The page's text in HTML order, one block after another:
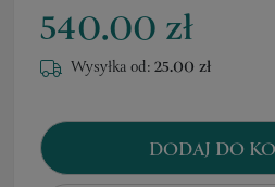
540.00 zł
Wysyłka od:25.00 zł
DODAJ DO